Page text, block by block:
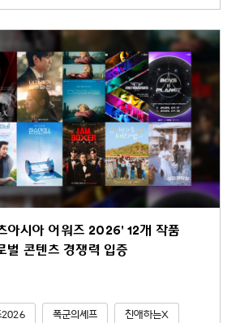
아시아 어워즈 2026' 12개 작품
벌 콘텐츠 경쟁력 입증
2026 폭군의셰프 친애하는X